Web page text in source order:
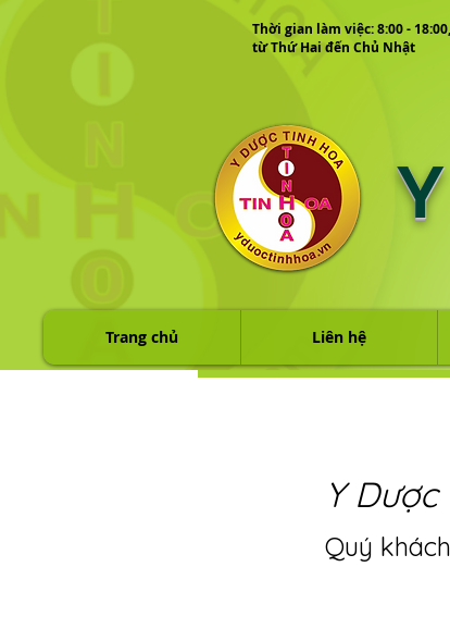
Thời gian làm việc: 8:00 - 18:00,
từ Thứ Hai đến Chủ Nhật
Trang chủ Liên hệ
Y
Quý